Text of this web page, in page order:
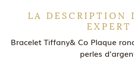
LA DESCRIPTION
EXPERT
Bracelet Tiffany& Co Plaque
perles